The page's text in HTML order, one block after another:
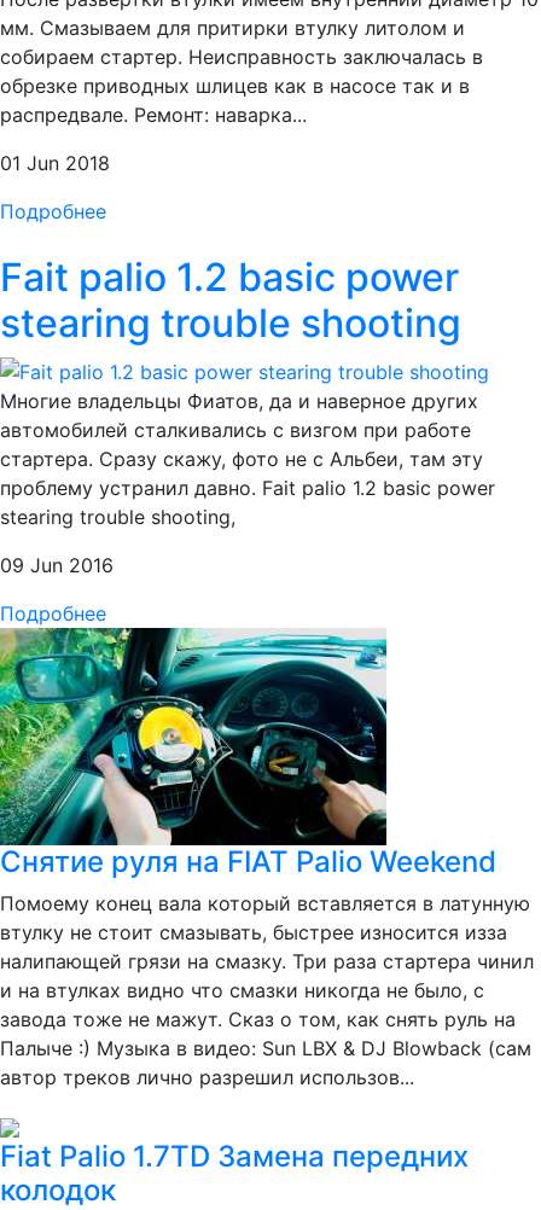
мм. Смазываем для притирки втулку литолом и
собираем стартер. Неисправность заключалась в
обрезке приводных шлицев как в насосе так и в
распредвале. Ремонт: наварка...
01 Jun 2018
Подробнее
Fait palio 1.2 basic power
stearing trouble shooting
Многие владельцы Фиатов, да и наверное других
автомобилей сталкивались с визгом при работе
стартера. Сразу скажу, фото не с Альбеи, там эту
проблему устранил давно. Fait palio 1.2 basic power
stearing trouble shooting,
09 Jun 2016
Подробнее
Снятие руля на FIAT Palio Weekend
Помоему конец вала который вставляется в латунную
втулку не стоит смазывать, быстрее износится изза
налипающей грязи на смазку. Три раза стартера чинил
и на втулках видно что смазки никогда не было, с
завода тоже не мажут. Сказ о том, как снять руль на
Палыче :) Музыка в видео: Sun LBX & DJ Blowback (сам
автор треков лично разрешил использов...
Fiat Palio 1.7TD Замена передних
колодок